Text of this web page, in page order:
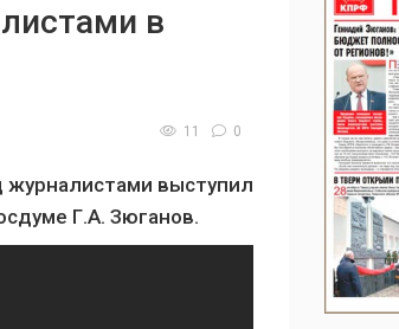
в
11 0
журналистами выступил
Г.А. Зюганов.